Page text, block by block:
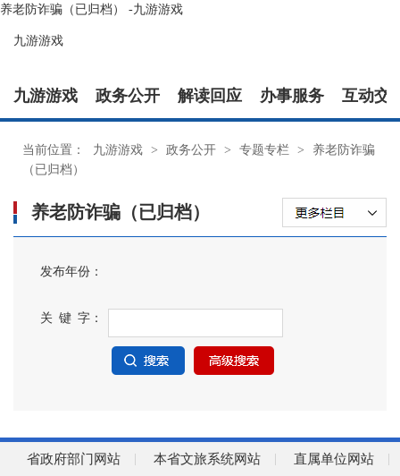
养老防诈骗（已归档） -九游游戏
九游游戏
九游游戏 政务公开 解读回应 办事服务 互动交
当前位置： 九游游戏 > 政务公开 > 专题专栏 >
养老防诈骗
（已归档）
养老防诈骗（已归档）
发布年份：
关 键 字：
省政府部门网站 本省文旅系统网站
直属单位网站